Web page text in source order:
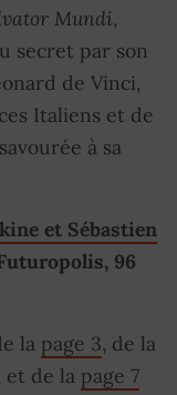
Mundi,
secret par son
de Vinci,
Italiens et de
à sa
et Sébastien
96
la page 3, de la
et de la page 7